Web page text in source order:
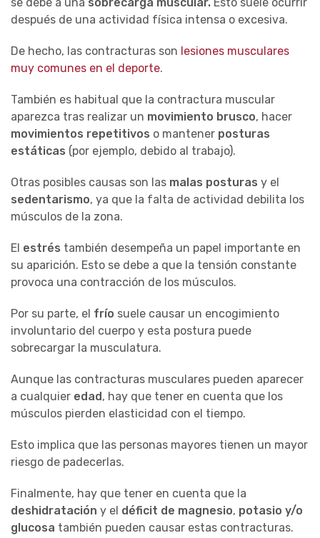
después de una actividad física intensa o excesiva.
De hecho, las contracturas son lesiones musculares
muy comunes en el deporte.
También es habitual que la contractura muscular
aparezca tras realizar un movimiento brusco, hacer
movimientos repetitivos o mantener posturas
estáticas (por ejemplo, debido al trabajo).
Otras posibles causas son las malas posturas y el
sedentarismo, ya que la falta de actividad debilita los
músculos de la zona.
El estrés también desempeña un papel importante en
su aparición. Esto se debe a que la tensión constante
provoca una contracción de los músculos.
Por su parte, el frío suele causar un encogimiento
involuntario del cuerpo y esta postura puede
sobrecargar la musculatura.
Aunque las contracturas musculares pueden aparecer
a cualquier edad, hay que tener en cuenta que los
músculos pierden elasticidad con el tiempo.
Esto implica que las personas mayores tienen un mayor
riesgo de padecerlas.
Finalmente, hay que tener en cuenta que la
deshidratación y el déficit de magnesio, potasio y/o
glucosa también pueden causar estas contracturas.